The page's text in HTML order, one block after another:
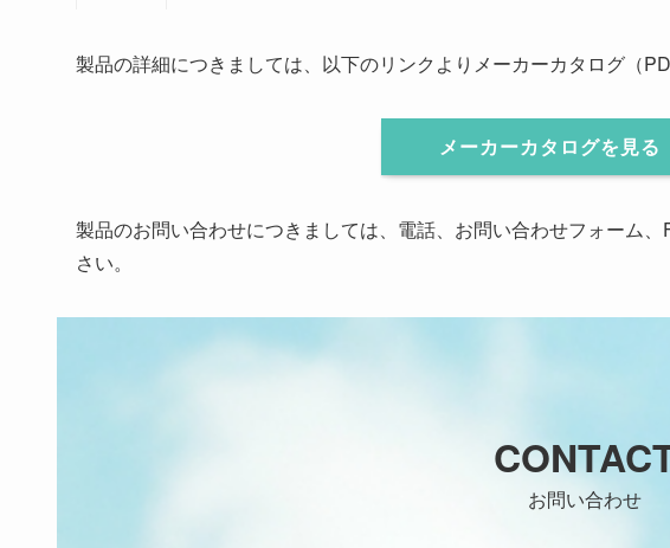
製品の詳細につきましては、以下のリンクよりメーカーカタログ（
メーカーカタログを見る
製品のお問い合わせにつきましては、電話、お問い合わせフォーム
さい。
お問い合わせ